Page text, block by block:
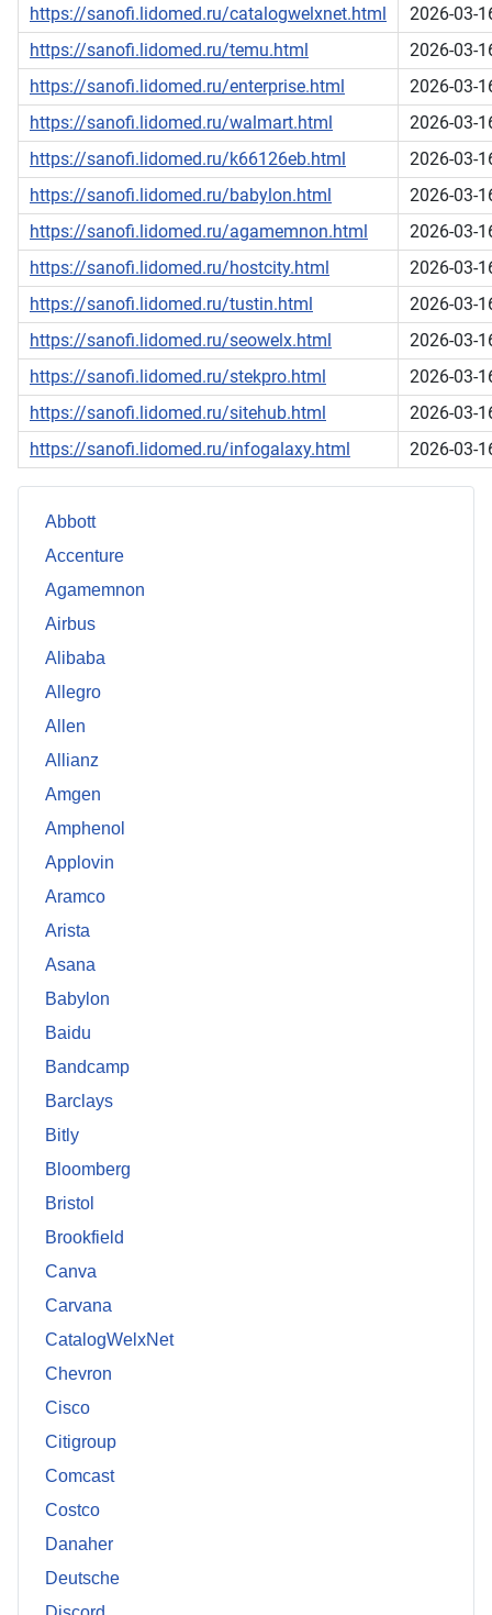
https://sanofi.lidomed.ru/catalogwelxnet.html
2026-03-
https://sanofi.lidomed.ru/temu.html
2026-03-
https://sanofi.lidomed.ru/enterprise.html
2026-03-
https://sanofi.lidomed.ru/walmart.html
2026-03-
https://sanofi.lidomed.ru/k66126eb.html
2026-03-
https://sanofi.lidomed.ru/babylon.html
2026-03-
https://sanofi.lidomed.ru/agamemnon.html
2026-03-
https://sanofi.lidomed.ru/hostcity.html
2026-03-
https://sanofi.lidomed.ru/tustin.html
2026-03-
https://sanofi.lidomed.ru/seowelx.html
2026-03-
https://sanofi.lidomed.ru/stekpro.html
2026-03-
https://sanofi.lidomed.ru/sitehub.html
2026-03-
https://sanofi.lidomed.ru/infogalaxy.html
2026-03-
Abbott
Accenture
Agamemnon
Airbus
Alibaba
Allegro
Allen
Allianz
Amgen
Amphenol
Applovin
Aramco
Arista
Asana
Babylon
Baidu
Bandcamp
Barclays
Bitly
Bloomberg
Bristol
Brookfield
Canva
Carvana
CatalogWelxNet
Chevron
Cisco
Citigroup
Comcast
Costco
Danaher
Deutsche